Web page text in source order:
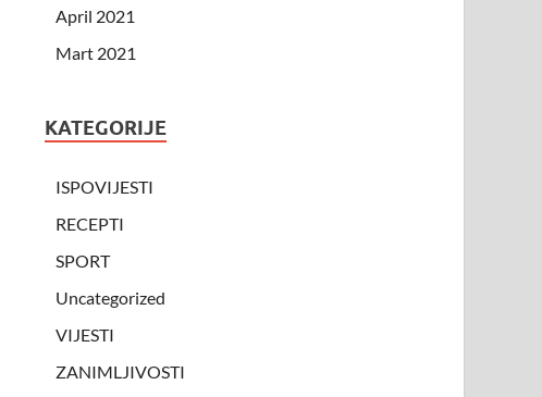
April 2021
Mart 2021
KATEGORIJE
ISPOVIJESTI
RECEPTI
SPORT
Uncategorized
VIJESTI
ZANIMLJIVOSTI